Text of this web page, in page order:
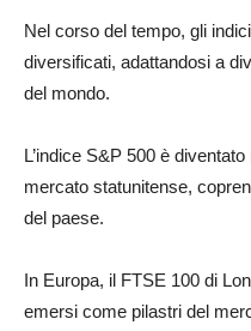
Nel corso del tempo, gli
diversificati, adattandosi a
del mondo.
L’indice S&P 500 è
mercato statunitense,
del paese.
In Europa, il FTSE 100 di
emersi come pilastri del